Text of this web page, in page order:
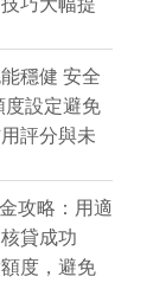
巧大幅提
穩健 安全
度設定避免
評分與未
攻略：用適
貸成功
度，避免